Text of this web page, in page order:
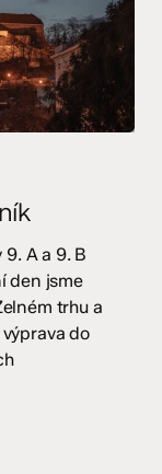
A a 9. B
den jsme
trhu a
do